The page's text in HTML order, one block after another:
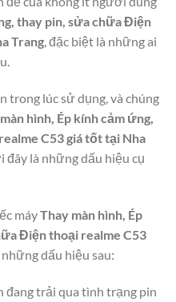
thay pin, sửa chữa Điện
Trang, đặc biệt là những ai
trong lúc sử dụng, và chúng
hình, Ép kính cảm ứng,
C53 giá tốt tại Nha
là những dấu hiệu cụ
máyThay màn hình, Ép
Điện thoại realme C53
dấu hiệu sau:
trải qua tình trạng pin